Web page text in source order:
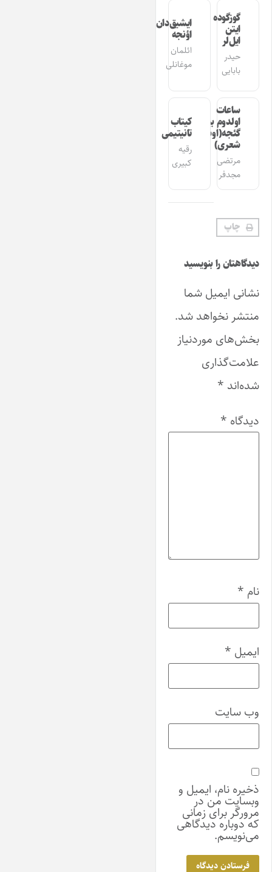
گوزگوده
ایتن
ایل‌لر
حیدر
بابایی
ایشیق‌دان
اؤنجه
ائلمان
موغانلی
ساعات
اولدوم بیر
گئجه(اوشاق
شعری)
مرتضی
مجدفر
کیتاب
تانیتیمی
رقیه
کبیری
چاپ
دیدگاهتان را بنویسید
نشانی ایمیل شما
منتشر نخواهد شد.
بخش‌های موردنیاز
علامت‌گذاری
شده‌اند *
دیدگاه *
نام *
ایمیل *
وب‌ سایت
ذخیره نام، ایمیل و
وبسایت من در
مرورگر برای زمانی
که دوباره دیدگاهی
می‌نویسم.